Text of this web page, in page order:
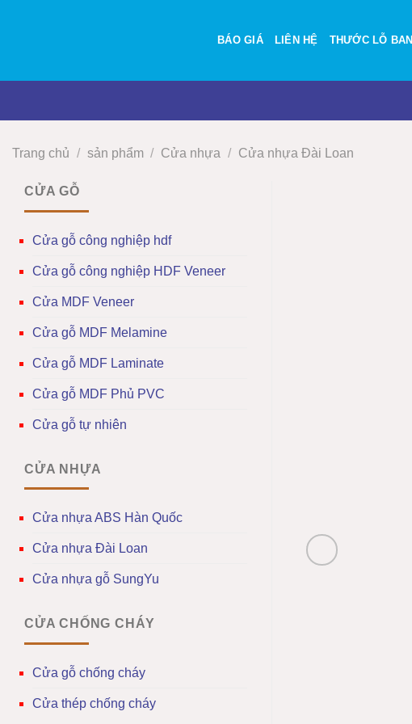
BÁO GIÁ LIÊN HỆ THƯỚC LỖ BAN
Trang chủ / sản phẩm / Cửa nhựa / Cửa nhựa Đài Loan
CỬA GỖ
Cửa gỗ công nghiệp hdf
Cửa gỗ công nghiệp HDF Veneer
Cửa MDF Veneer
Cửa gỗ MDF Melamine
Cửa gỗ MDF Laminate
Cửa gỗ MDF Phủ PVC
Cửa gỗ tự nhiên
CỬA NHỰA
Cửa nhựa ABS Hàn Quốc
Cửa nhựa Đài Loan
Cửa nhựa gỗ SungYu
CỬA CHỐNG CHÁY
Cửa gỗ chống cháy
Cửa thép chống cháy